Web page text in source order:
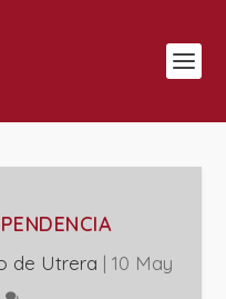
de Utrera | 10 May